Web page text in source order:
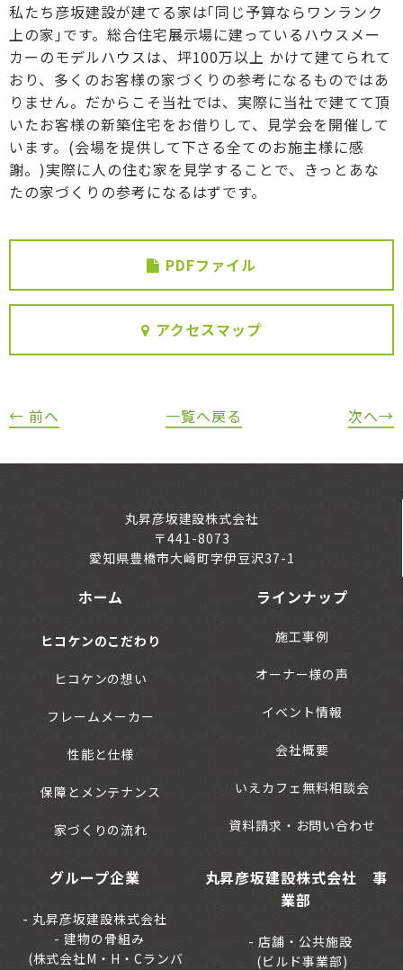
私たち彦坂建設が建てる家は｢同じ予算ならワンランク
上の家｣です。総合住宅展示場に建っているハウスメー
カーのモデルハウスは、坪100万以上 かけて建てられて
おり、多くのお客様の家づくりの参考になるものではあ
りません。だからこそ当社では、実際に当社で建てて頂
いたお客様の新築住宅をお借りして、見学会を開催して
います。(会場を提供して下さる全てのお施主様に感
謝。)実際に人の住む家を見学することで、きっとあな
たの家づくりの参考になるはずです。
PDFファイル
アクセスマップ
← 前へ 一覧へ戻る 次へ→
丸昇彦坂建設株式会社
〒441-8073
愛知県豊橋市大崎町字伊豆沢37-1
ホーム
ヒコケンのこだわり
ヒコケンの想い
フレームメーカー
性能と仕様
保障とメンテナンス
家づくりの流れ
ラインナップ
施工事例
オーナー様の声
イベント情報
会社概要
いえカフェ無料相談会
資料請求・お問い合わせ
グループ企業
丸昇彦坂建設株式会社
建物の骨組み
(株式会社M・H・Cランバ
丸昇彦坂建設株式会社 事
業部
店舗・公共施設
(ビルド事業部)